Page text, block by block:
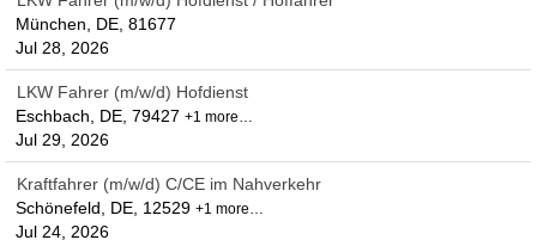
München, DE, 81677
Jul 28, 2026
LKW Fahrer (m/w/d) Hofdienst
Eschbach, DE, 79427 +1 more…
Jul 29, 2026
Kraftfahrer (m/w/d) C/CE im Nahverkehr
Schönefeld, DE, 12529 +1 more…
Jul 24, 2026